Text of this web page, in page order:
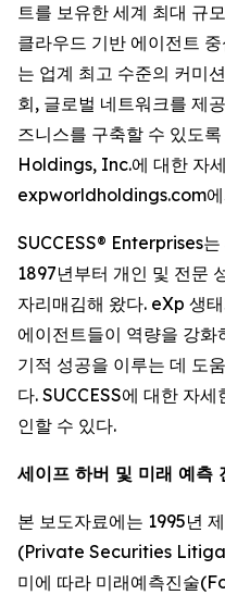
트를 보유한 세계 최대 규
클라우드 기반 에이전트
는 업계 최고 수준의 커미
회, 글로벌 네트워크를 제
즈니스를 구축할 수 있도
Holdings, Inc.에 대한 자
expworldholdings.com에
SUCCESS® Enterprises
1897년부터 개인 및 전문
자리매김해 왔다. eXp 생
에이전트들이 역량을 강
기적 성공을 이루는 데 도
다. SUCCESS에 대한 자
인할 수 있다.
세이프 하버 및 미래 예측
본 보도자료에는 1995년
(Private Securities
미에 따라 미래예측진술